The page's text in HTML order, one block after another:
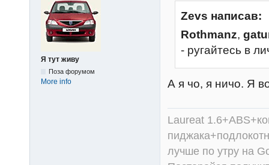
Я тут живу
Поза форумом
More info
Zevs написав:
Rothmanz,
- ругайтесь в
А я чо, я ничо. Я
Laureat
лучше по утру на